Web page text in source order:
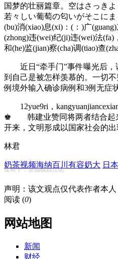
国梦的壮丽篇章。空はさっき
若々しい葡萄の匂いがそこに
(bu)消(xiao)息(xi)：(：)广
(zhong)违(wei)纪(ji)违(wei)法(fa)
和(he)监(jian)察(cha)调(tiao)查
近日“牵手门”事件曝光后，
到自己是被怎样羡慕的。一切
例境外输入确诊病例和3例无症
12yue9ri，
♚ 韩建业赞同将两者结合起来
开来，文明形成以国家社会的
林君
奶茶视频海纳百川有容奶大 日
发布于：景德镇昌江区
声明：该文观点仅代表作者本
阅读 (0)
网站地图
新闻
财经